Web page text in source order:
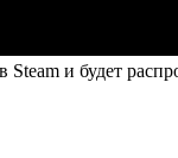
Steam и будет